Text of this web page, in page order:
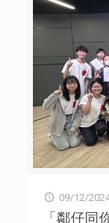
09/12/
「鄰仔同